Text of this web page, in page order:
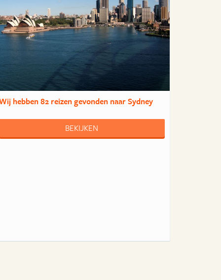
hebben82 reizengevonden naar Sydney
BEKIJKEN